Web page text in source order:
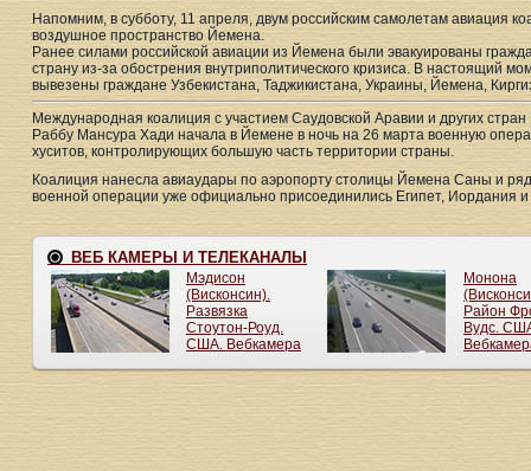
Напомним, в субботу, 11 апреля, двум российским самолетам авиация
воздушное пространство Йемена.
Ранее силами российской авиации из Йемена были эвакуированы
страну из-за обострения внутриполитического кризиса. В настоящий
вывезены граждане Узбекистана, Таджикистана, Украины, Йемена,
Международная коалиция с участием Саудовской Аравии и других
Раббу Мансура Хади начала в Йемене в ночь на 26 марта военную
хуситов, контролирующих большую часть территории страны.
Коалиция нанесла авиаудары по аэропорту столицы Йемена Саны и
военной операции уже официально присоединились Египет, Иордания